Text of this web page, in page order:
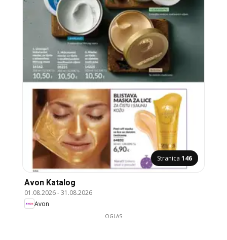
Stranica 146
Avon Katalog
01.08.2026-31.08.2026
Avon
OGLAS